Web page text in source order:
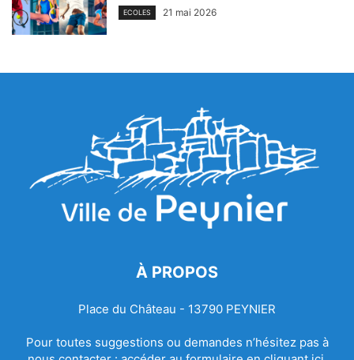
ECOLES 21 mai 2026
À PROPOS
Place du Château - 13790 PEYNIER
Pour toutes suggestions ou demandes n’hésitez pas à